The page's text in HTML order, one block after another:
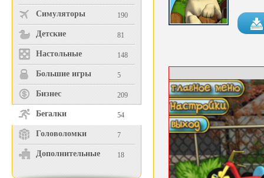
Симуляторы 190
Детские 81
Настольные 148
Большие игры 5
Бизнес 209
Бегалки 54
Головоломки 7
Дополнительные 18